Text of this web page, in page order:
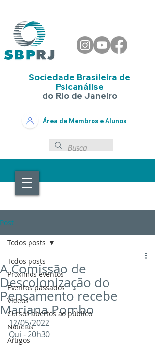
Sociedade Brasileira de
Psicanálise
do Rio de Janeiro
Área de Membros e Alunos
Post
Todos posts
Próximos eventos
Eventos passados
Vídeos
Cursos abertos ao público
Notícias
Artigos
Todos posts
A Comissão de
Descolonização do
Pensamento recebe
Mariana Pombo
12/05/2022
Qui - 20h30